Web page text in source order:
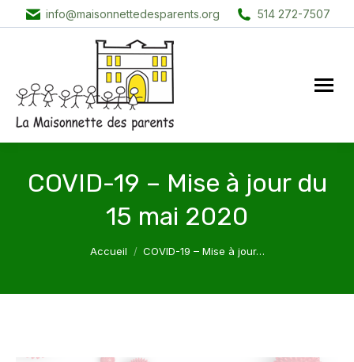
info@maisonnettedesparents.org 514 272-7507
COVID-19 – Mise à jour du
15 mai 2020
Vous êtes ici :
Accueil COVID-19 – Mise à jour…